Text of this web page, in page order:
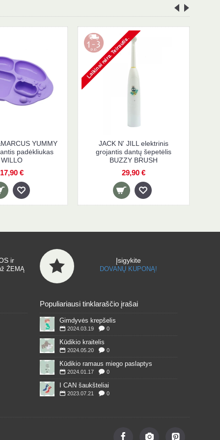
tritano
POKEY
€
MARCUS&MARCUS YUMMY
prisisiurbiantis padėkliukas
WILLO
17,90 €
ir
ŽEMĄ
Įsigykite
DOVANŲ KUPONĄ!
Populiariausi tinklaraščio įrašai
Gimdyvės krepšelis
2024.03.19 0
Kūdikio kraitelis
2024.05.20 0
Kūdikio ramaus miego paslaptys
2024.01.17 0
I CAN šaukšteliai
2023.07.21 0